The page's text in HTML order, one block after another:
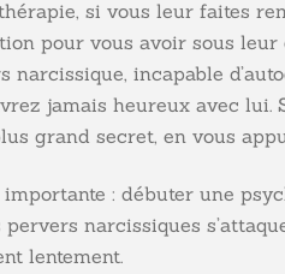
si vous leur faites
pour vous avoir sous leur
incapable
jamais heureux avec lui.
grand secret, en vous
: débuter une
pervers narcissiques
lentement.